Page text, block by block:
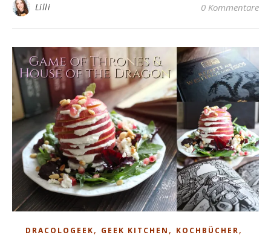
Lilli 0 Kommentare
DRACOLOGEEK, GEEK KITCHEN , KOCHBÜCHER,